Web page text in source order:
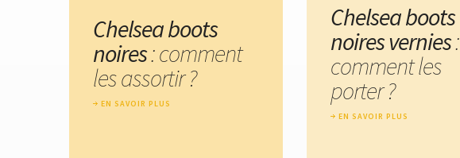
Chelsea boots
noires: comment
les assortir ?
EN SAVOIR PLUS
Chelsea boots
noires vernies:
comment les
porter ?
EN SAVOIR PLUS